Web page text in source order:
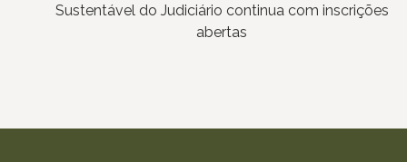
Sustentável do Judiciário continua com inscrições
abertas